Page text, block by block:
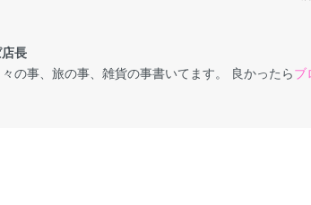
長
の事、旅の事、雑貨の事書いてます。 良かったらブ